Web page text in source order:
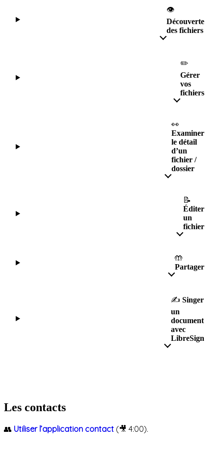
👁
Découverte
des fichiers
✏️
Gérer
vos
fichiers
👀
Examiner
le détail
d’un
fichier /
dossier
📝
Éditer
un
fichier
🤲
Partager
✍ Singer
un
document
avec
LibreSign
Les contacts
👥 Utiliser l’application contact (🎥 4:00).